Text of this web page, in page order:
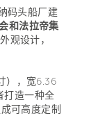
码头船厂建
和法拉帝集
观设计，
），宽6.36
打造一种全
可高度定制